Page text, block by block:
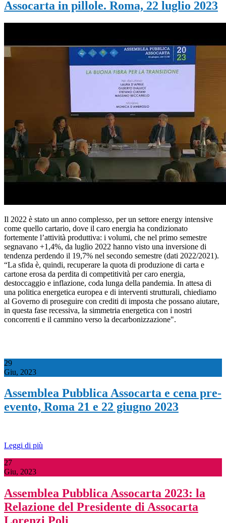
Assocarta in pillole. Roma, 22 luglio 2023
Il 2022 è stato un anno complesso, per un settore energy intensive
come quello cartario, dove il caro energia ha condizionato
fortemente l’attività produttiva: i volumi, che nel primo semestre
segnavano +1,4%, da luglio 2022 hanno visto una inversione di
tendenza perdendo il 19,7% nel secondo semestre (dati 2022/2021).
“La sfida è, quindi, recuperare la quota di produzione di carta e
cartone erosa da perdita di competitività per caro energia,
destoccaggio e inflazione, coda lunga della pandemia. In attesa di
una politica energetica europea e di interventi strutturali, chiediamo
al Governo di proseguire con crediti di imposta che possano aiutare,
in questa fase recessiva, la simmetria energetica con i nostri
concorrenti e il cammino verso la decarbonizzazione".
29
Giu, 2023
Assemblea Pubblica Assocarta e cena pre-
evento, Roma 21 e 22 giugno 2023
Leggi di più
27
Giu, 2023
Assemblea Pubblica Assocarta 2023: la
Relazione del Presidente di Assocarta